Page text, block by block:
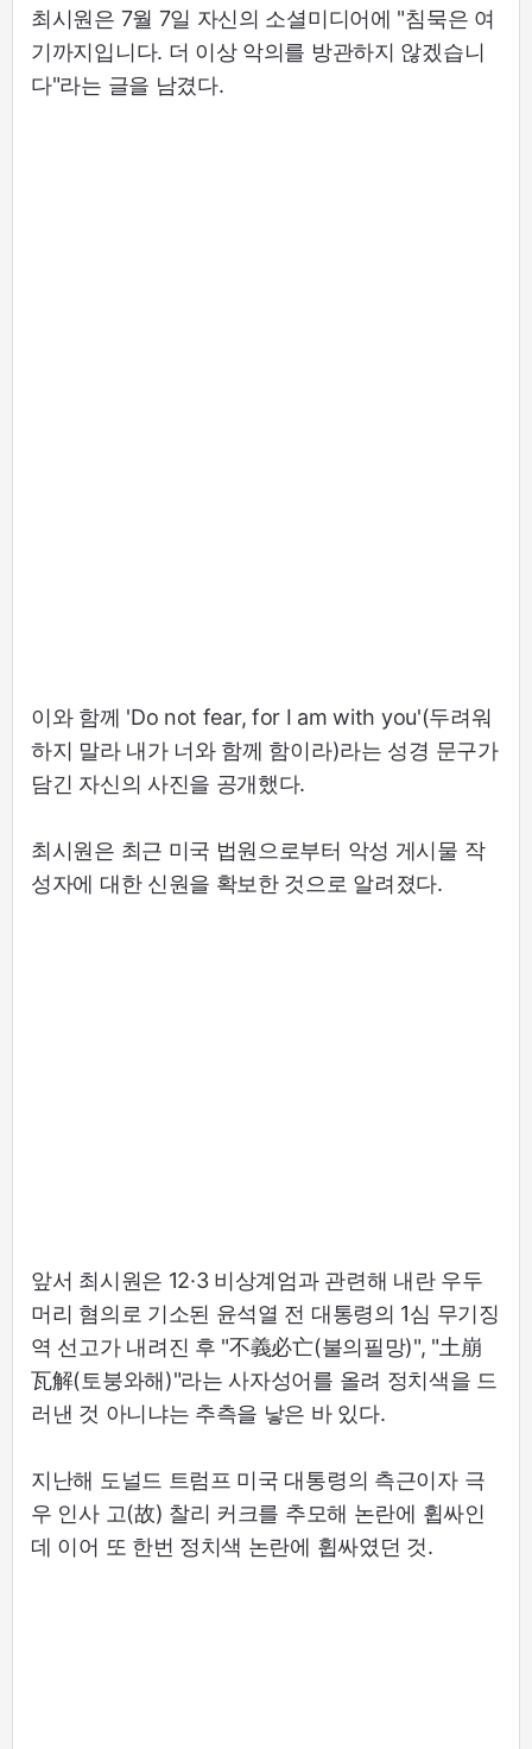
최시원은 7월 7일 자신의 소셜미디어에 "침묵은 여
기까지입니다. 더 이상 악의를 방관하지 않겠습니
다"라는 글을 남겼다.
이와 함께 'Do not fear, for I am with you'(두려워
하지 말라 내가 너와 함께 함이라)라는 성경 문구가
담긴 자신의 사진을 공개했다.
최시원은 최근 미국 법원으로부터 악성 게시물 작
성자에 대한 신원을 확보한 것으로 알려졌다.
앞서 최시원은 12·3 비상계엄과 관련해 내란 우두
머리 혐의로 기소된 윤석열 전 대통령의 1심 무기징
역 선고가 내려진 후 "不義必亡(불의필망)", "土崩
瓦解(토붕와해)"라는 사자성어를 올려 정치색을 드
러낸 것 아니냐는 추측을 낳은 바 있다.
지난해 도널드 트럼프 미국 대통령의 측근이자 극
우 인사 고(故) 찰리 커크를 추모해 논란에 휩싸인
데 이어 또 한번 정치색 논란에 휩싸였던 것.